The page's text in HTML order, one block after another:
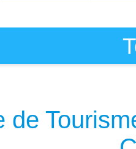
de